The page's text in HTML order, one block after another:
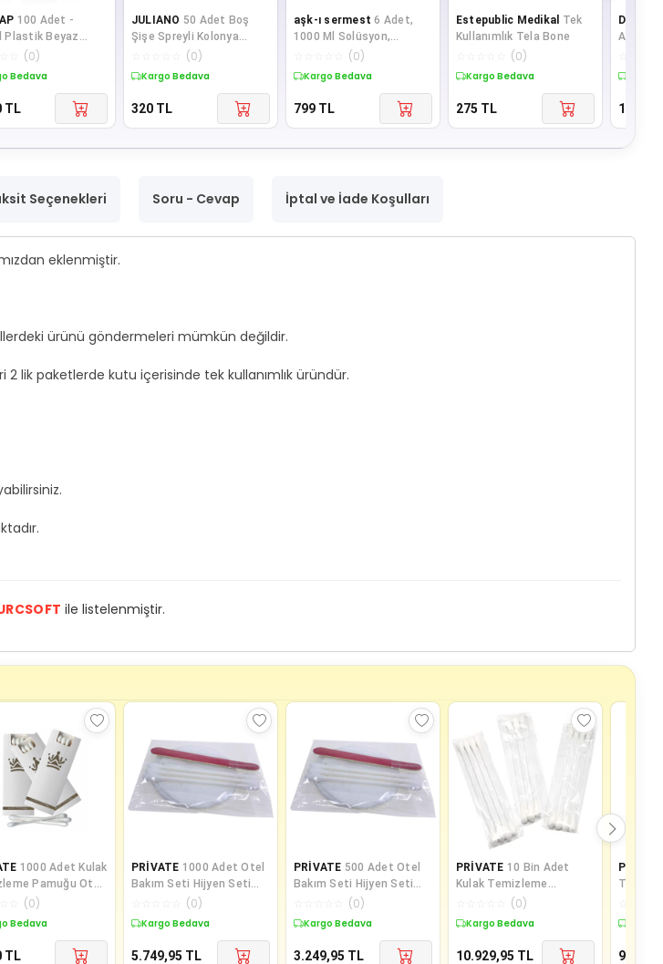
100 Adet -
Plastik Beyaz
Sprey Şişe - Beyaz
(0)
Bedava
TL
JULIANO 50 Adet Boş
Şişe Spreyli Kolonya
Şişesi Doldurulabilir Cep
Plasti
(0)
Kargo Bedava
320 TL
aşk-ı sermest 6 Adet,
1000 Ml Solüsyon,
Devanit Dezenfektan-el
Temizleme Jeli
(0)
Kargo Bedava
799 TL
Estepublic Medikal Tek
Kullanımlık Tela Bone
(0)
Kargo Bedava
275 TL
Alkol
199
Seçenekleri Soru - Cevap İptal ve İade Koşulları
eklenmiştir.
ürünü göndermeleri mümkün değildir.
lik paketlerde kutu içerisinde tek kullanımlık üründür.
ile listelenmiştir.
1000 Adet Kulak
Pamuğu Otel
İçin Kulak
Çubuğu
3 Lü Paket
(0)
Bedava
TL
PRİVATE 1000 Adet Otel
Bakım Seti Hijyen Seti
Poşetli Makyaj Pamuğu 2
li
(0)
Kargo Bedava
5.749,95 TL
PRİVATE 500 Adet Otel
Bakım Seti Hijyen Seti
Poşetli Makyaj Pamuğu 2
li
(0)
Kargo Bedava
3.249,95 TL
PRİVATE 10 Bin Adet
Kulak Temizleme
Pamuğu Otel Buklet İçin
Kulak Temizle
(0)
Kargo Bedava
10.929,95 TL
Papatya
93